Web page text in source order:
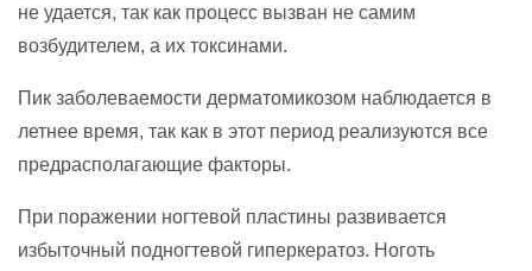
не удается, так как процесс вызван не самим
возбудителем, а их токсинами.
Пик заболеваемости дерматомикозом наблюдается в
летнее время, так как в этот период реализуются все
предрасполагающие факторы.
При поражении ногтевой пластины развивается
избыточный подногтевой гиперкератоз. Ноготь